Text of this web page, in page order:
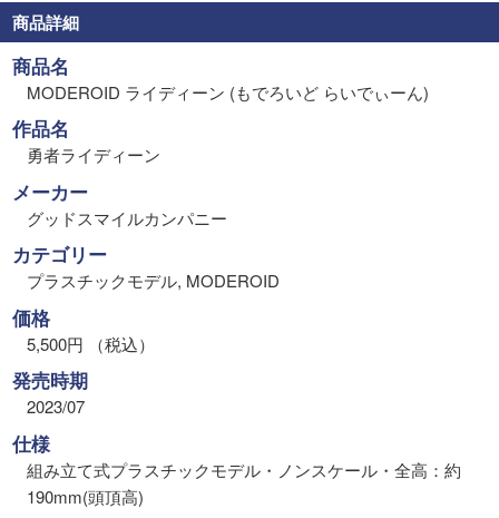
商品詳細
商品名
MODEROID ライディーン (もでろいど らいでぃーん)
作品名
勇者ライディーン
メーカー
グッドスマイルカンパニー
カテゴリー
プラスチックモデル, MODEROID
価格
5,500円 （税込）
発売時期
2023/07
仕様
組み立て式プラスチックモデル・ノンスケール・全高：約
190mm(頭頂高)